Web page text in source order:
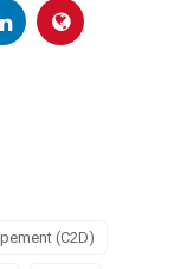
(C2D)